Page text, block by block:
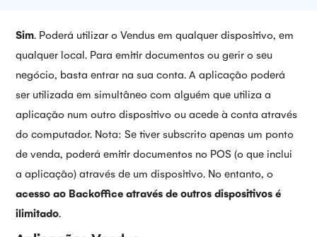
Sim. Poderá utilizar o Vendus em qualquer dispositivo, em
qualquer local. Para emitir documentos ou gerir o seu
negócio, basta entrar na sua conta. A aplicação poderá
ser utilizada em simultâneo com alguém que utiliza a
aplicação num outro dispositivo ou acede à conta através
do computador. Nota: Se tiver subscrito apenas um ponto
de venda, poderá emitir documentos no POS (o que inclui
a aplicação) através de um dispositivo. No entanto, o
acesso ao Backoffice através de outros dispositivos é
ilimitado.